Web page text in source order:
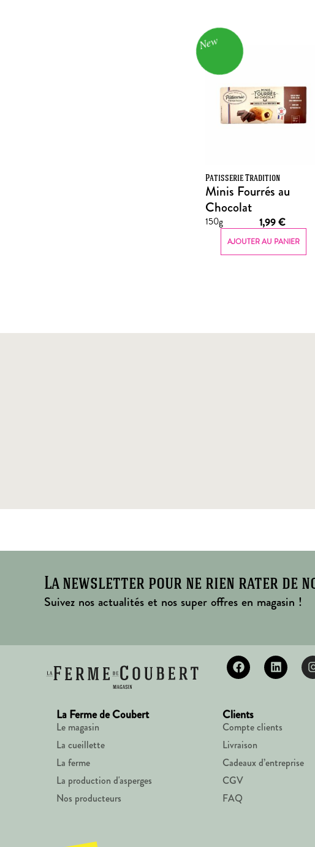
New
Patisserie Tradition
Minis Fourrés au
Chocolat
150g 1,99€
AJOUTER AU PANIER
La newsletter pour ne rien rater de
Suivez nos actualités et nos super offres en magasin !
La Ferme de Coubert
Le magasin
La cueillette
La ferme
La production d'asperges
Nos producteurs
Clients
Compte clients
Livraison
Cadeaux d’entreprise
CGV
FAQ